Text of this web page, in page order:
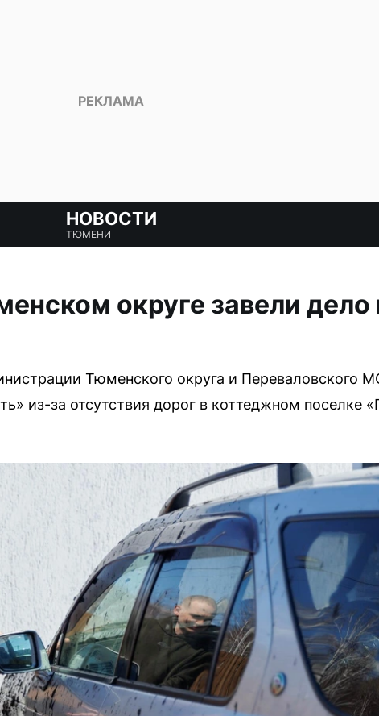
НОВОСТИ
ТЮМЕНИ
округе завели дело
Тюменского округа и Переваловского
из-за отсутствия дорог в коттеджном поселке